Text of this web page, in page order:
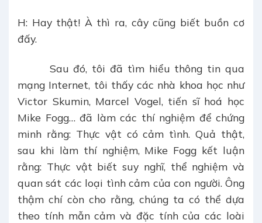
H: Hay thật! À thì ra, cây cũng biết buồn cơ
đấy.
Sau đó, tôi đã tìm hiểu thông tin qua
mạng Internet, tôi thấy các nhà khoa học như
Victor Skumin, Marcel Vogel, tiến sĩ hoá học
Mike Fogg… đã làm các thí nghiệm để chứng
minh rằng: Thực vật có cảm tình. Quả thật,
sau khi làm thí nghiệm, Mike Fogg kết luận
rằng: Thực vật biết suy nghĩ, thể nghiệm và
quan sát các loại tình cảm của con người. Ông
thậm chí còn cho rằng, chúng ta có thể dựa
theo tính mẫn cảm và đặc tính của các loài